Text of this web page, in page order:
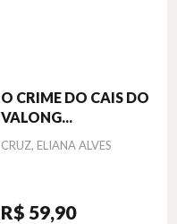
O CRIME DO CAIS DO
VALONG...
Autor
CRUZ, ELIANA ALVES
R$ 59,90